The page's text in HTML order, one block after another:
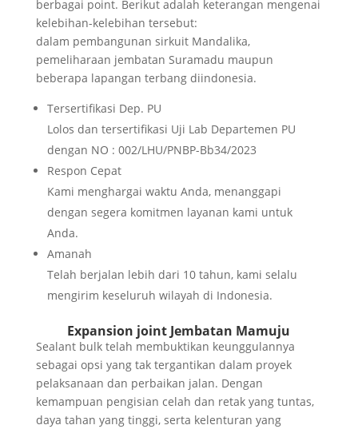
berbagai point. Berikut adalah keterangan mengenai
kelebihan-kelebihan tersebut:
dalam pembangunan sirkuit Mandalika,
pemeliharaan jembatan Suramadu maupun
beberapa lapangan terbang diindonesia.
Tersertifikasi Dep. PU
Lolos dan tersertifikasi Uji Lab Departemen PU
dengan NO : 002/LHU/PNBP-Bb34/2023
Respon Cepat
Kami menghargai waktu Anda, menanggapi
dengan segera komitmen layanan kami untuk
Anda.
Amanah
Telah berjalan lebih dari 10 tahun, kami selalu
mengirim keseluruh wilayah di Indonesia.
Expansion joint Jembatan Mamuju
Sealant bulk telah membuktikan keunggulannya
sebagai opsi yang tak tergantikan dalam proyek
pelaksanaan dan perbaikan jalan. Dengan
kemampuan pengisian celah dan retak yang tuntas,
daya tahan yang tinggi, serta kelenturan yang